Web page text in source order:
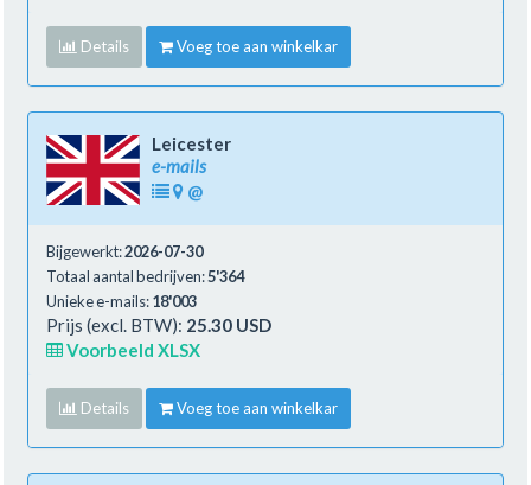
Details Voeg toe aan winkelkar
Leicester
e-mails
@
Bijgewerkt:2026-07-30
Totaal aantal bedrijven:5'364
Unieke e-mails:18'003
Prijs (excl. BTW): 25.30 USD
Voorbeeld XLSX
Details Voeg toe aan winkelkar